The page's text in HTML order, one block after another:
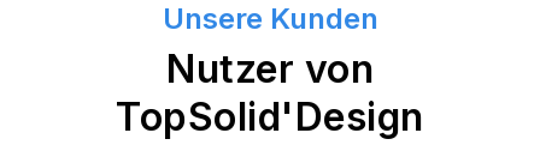
Unsere Kunden
Nutzer von
TopSolid'Design